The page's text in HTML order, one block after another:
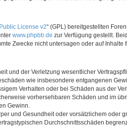
License v2“ (GPL) bereitgestellten
www.phpbb.de zur Verfügung gestellt.
Zwecke nicht untersagen oder auf Inhalte
und der Verletzung wesentlicher
wie insbesondere entgangenen
Verhalten oder bei Schäden aus der
vorhersehbaren Schäden und im
Gewinn.
und Gesundheit oder vorsätzlichem oder
Durchschnittsschäden